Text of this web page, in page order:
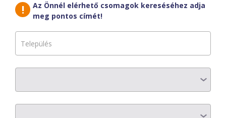
Microweb
AZ ELŐFIZETÉS RÉSZLETEI
Az Önnél elérhető csomagok kereséséhez adja
meg pontos címét!